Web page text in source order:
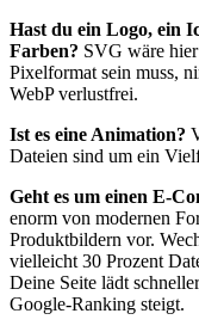
Hast du ein Logo, ein
Farben? SVG wäre
Pixelformat sein muss,
WebP verlustfrei.
Ist es eine Animation?
Dateien sind um ein
Geht es um einen E-
enorm von modernen
Produktbildern vor.
vielleicht 30 Prozent
Deine Seite lädt
Google-Ranking steigt.